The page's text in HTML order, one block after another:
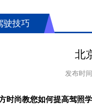
驶技巧
北
发布时间
时尚教您如何提高驾照